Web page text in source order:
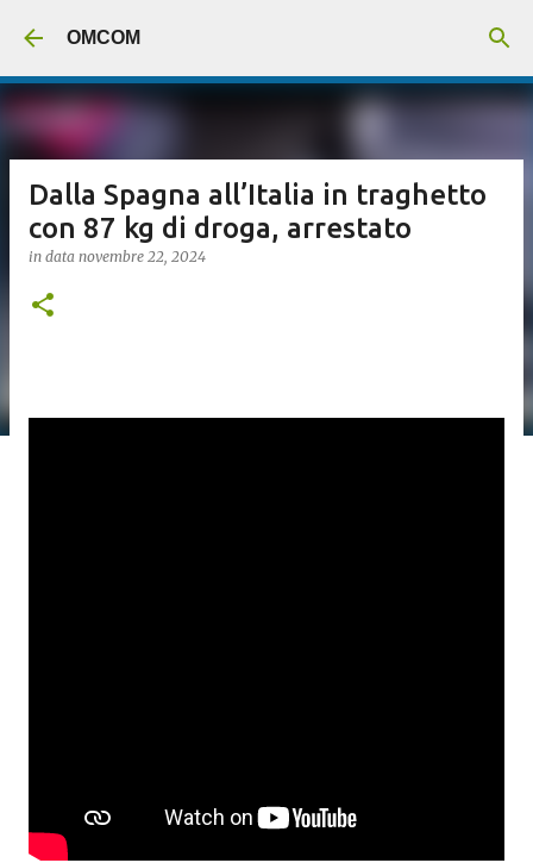
OMCOM
Dalla Spagna all’Italia in traghetto
con 87 kg di droga, arrestato
in data novembre 22, 2024